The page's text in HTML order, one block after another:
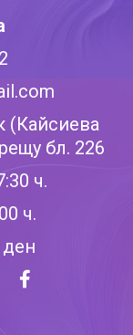
(Кайсиева
бл. 226
ч.
ч.